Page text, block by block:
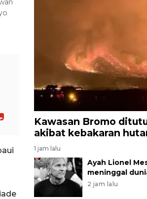
Kawasan Bromo
akibat kebakaran
1 jam lalu
Ayah Lionel
meninggal
2 jam lalu